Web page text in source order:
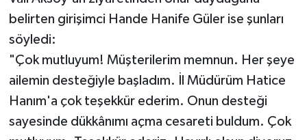
belirten girişimci Hande Hanife Güler ise şunları
söyledi:
"Çok mutluyum! Müşterilerim memnun. Her şeye
ailemin desteğiyle başladım. İl Müdürüm Hatice
Hanım'a çok teşekkür ederim. Onun desteği
sayesinde dükkânımı açma cesareti buldum. Çok